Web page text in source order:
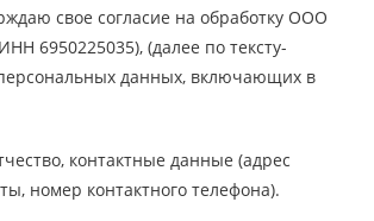
свое согласие на обработку ООО
6950225035), (далее по тексту-
данных, включающих в
контактные данные (адрес
номер контактного телефона).